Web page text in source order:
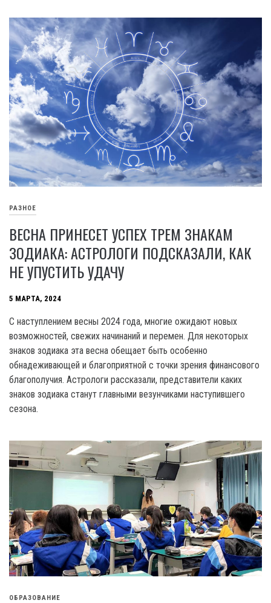
РАЗНОЕ
ВЕСНА ПРИНЕСЕТ УСПЕХ ТРЕМ ЗНАКАМ
ЗОДИАКА: АСТРОЛОГИ ПОДСКАЗАЛИ, КАК
НЕ УПУСТИТЬ УДАЧУ
5 МАРТА, 2024
С наступлением весны 2024 года, многие ожидают новых
возможностей, свежих начинаний и перемен. Для некоторых
знаков зодиака эта весна обещает быть особенно
обнадеживающей и благоприятной с точки зрения финансового
благополучия. Астрологи рассказали, представители каких
знаков зодиака станут главными везунчиками наступившего
сезона.
ОБРАЗОВАНИЕ